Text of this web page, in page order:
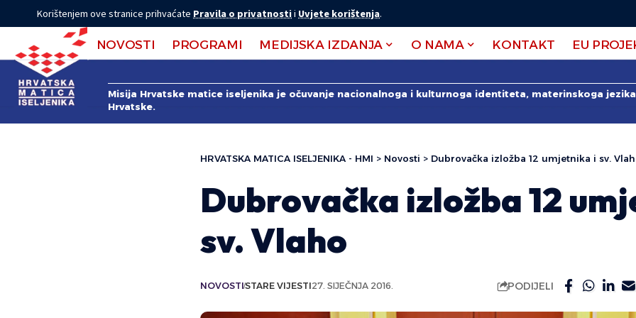
Korištenjem ove stranice prihvaćate Pravila o privatnostii Uvjete korištenja.
NOVOSTI PROGRAMI MEDIJSKA IZDANJA O NAMA KONTAKT EU
Misija Hrvatske matice iseljenika je očuvanje nacionalnoga i kulturnoga identiteta, materinskoga
Hrvatske.
HRVATSKA MATICA ISELJENIKA - HMI > Novosti > Dubrovačka izložba 12 umjetnika i sv.
Dubrovačka izložba 12
sv. Vlaho
NOVOSTISTARE VIJESTI27. SIJEČNJA 2016. PODIJELI